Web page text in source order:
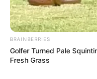
BRAINBERRIES
Golfer Turned Pale
Fresh Grass